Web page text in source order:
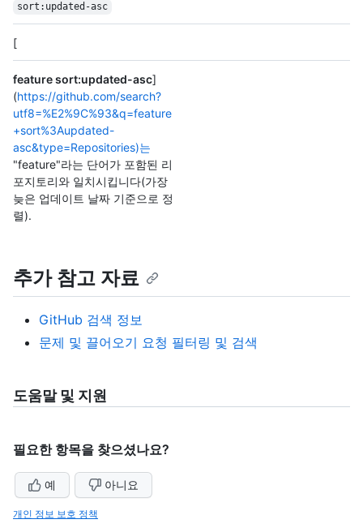
sort:updated-asc
[
feature sort:updated-asc]
(https://github.com/search?
utf8=%E2%9C%93&q=feature
+sort%3Aupdated-
asc&type=Repositories)는
"feature"라는 단어가 포함된 리
포지토리와 일치시킵니다(가장
늦은 업데이트 날짜 기준으로 정
렬).
추가 참고 자료
GitHub 검색 정보
문제 및 끌어오기 요청 필터링 및 검색
도움말 및 지원
필요한 항목을 찾으셨나요?
예 아니요
개인 정보 보호 정책